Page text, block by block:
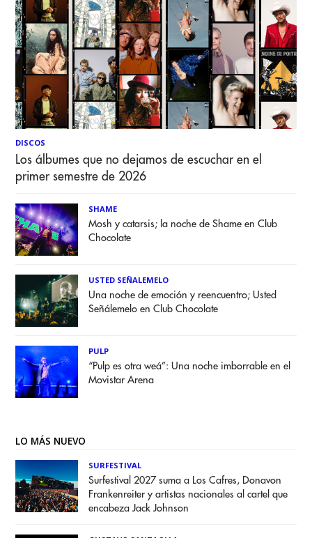
DISCOS
Los álbumes que no dejamos de escuchar en el
primer semestre de 2026
SHAME
Mosh y catarsis; la noche de Shame en Club
Chocolate
USTED SEÑALEMELO
Una noche de emoción y reencuentro; Usted
Señálemelo en Club Chocolate
PULP
“Pulp es otra weá”: Una noche imborrable en el
Movistar Arena
LO MÁS NUEVO
SURFESTIVAL
Surfestival 2027 suma a Los Cafres, Donavon
Frankenreiter y artistas nacionales al cartel que
encabeza Jack Johnson